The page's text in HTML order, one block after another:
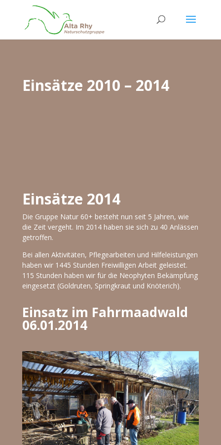
Einsätze 2010 – 2014
Einsätze 2014
Die Gruppe Natur 60+ besteht nun seit 5 Jahren, wie
die Zeit vergeht. Im 2014 haben sie sich zu 40 Anlässen
getroffen.
Bei allen Aktivitäten, Pflegearbeiten und Hilfeleistungen
haben wir 1445 Stunden Freiwilligen Arbeit geleistet.
115 Stunden haben wir für die Neophyten Bekämpfung
eingesetzt (Goldruten, Springkraut und Knöterich).
Einsatz im Fahrmaadwald
06.01.2014